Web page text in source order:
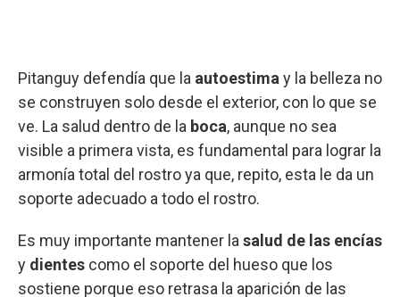
Pitanguy defendía que la autoestimay la belleza no
se construyen solo desde el exterior, con lo que se
ve. La salud dentro de la boca, aunque no sea
visible a primera vista, es fundamental para lograr la
armonía total del rostro ya que, repito, esta le da un
soporte adecuado a todo el rostro.
Es muy importante mantener lasalud de las encías
y dientes como el soporte del hueso que los
sostiene porque eso retrasa la aparición de las